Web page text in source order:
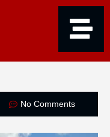
No Comments